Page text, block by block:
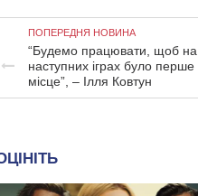
ПОПЕРЕДНЯ НОВИНА
“Будемо працювати, щоб на
наступних іграх було перше
місце”, – Ілля Ковтун